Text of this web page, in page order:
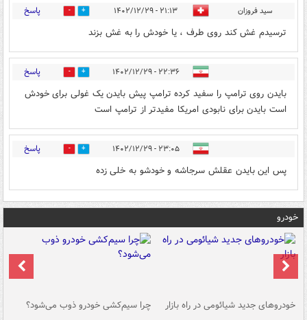
سید فروزان ۲۱:۱۳ - ۱۴۰۲/۱۲/۲۹ 5 پاسخ
ترسیدم غش کند روی طرف ، یا خودش را به غش بزند
۲۲:۳۶ - ۱۴۰۲/۱۲/۲۹ 0 پاسخ
بایدن روی ترامپ را سفید کرده ترامپ پیش بایدن یک غولی برای خودش
است بایدن برای نابودی امریکا مفیدتر از ترامپ است
۲۳:۰۵ - ۱۴۰۲/۱۲/۲۹ 1 پاسخ
پس این بایدن عقلش سرجاشه و خودشو به خلی زده
خودرو
خودروهای جدید شیائومی در راه بازار چرا سیم‌کشی خودرو ذوب می‌شود؟